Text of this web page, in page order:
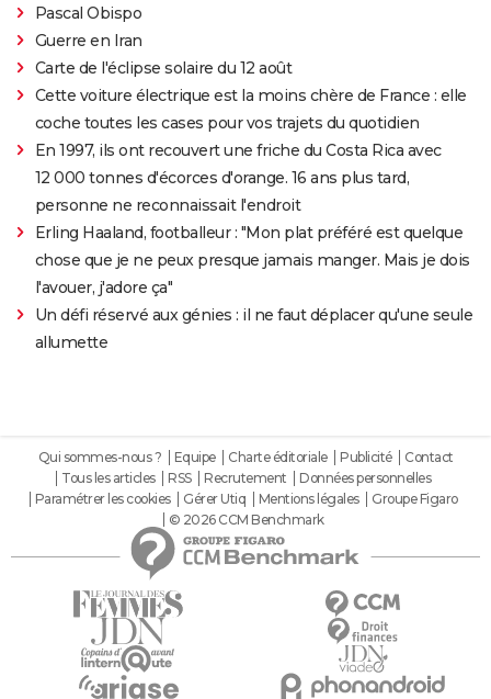
Pascal Obispo
Guerre en Iran
Carte de l'éclipse solaire du 12 août
Cette voiture électrique est la moins chère de France : elle
coche toutes les cases pour vos trajets du quotidien
En 1997, ils ont recouvert une friche du Costa Rica avec
12 000 tonnes d'écorces d'orange. 16 ans plus tard,
personne ne reconnaissait l'endroit
Erling Haaland, footballeur : "Mon plat préféré est quelque
chose que je ne peux presque jamais manger. Mais je dois
l'avouer, j'adore ça"
Un défi réservé aux génies : il ne faut déplacer qu'une seule
allumette
Qui sommes-nous ? Equipe Charte éditoriale Publicité
Contact
Tous les articles
RSS Recrutement
Données personnelles
Paramétrer les cookies
Gérer Utiq Mentions légales
Groupe Figaro
© 2026 CCM Benchmark